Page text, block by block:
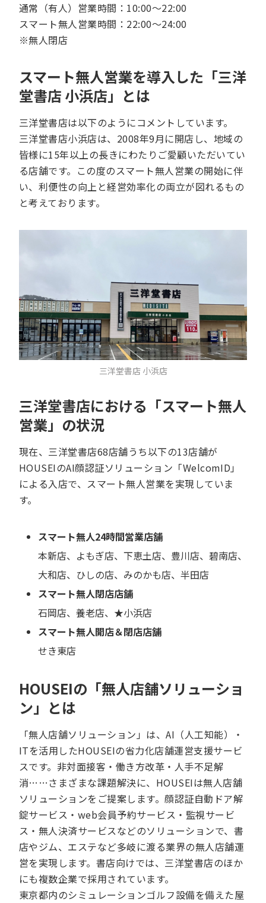
通常（有人）営業時間：10:00～22:00
スマート無人営業時間：22:00～24:00
※無人閉店
スマート無人営業を導入した「三洋
堂書店 小浜店」とは
三洋堂書店は以下のようにコメントしています。
三洋堂書店小浜店は、2008年9月に開店し、地域の
皆様に15年以上の長きにわたりご愛顧いただいてい
る店舗です。この度のスマート無人営業の開始に伴
い、利便性の向上と経営効率化の両立が図れるもの
と考えております。
三洋堂書店 小浜店
三洋堂書店における「スマート無人
営業」の状況
現在、三洋堂書店68店舗うち以下の13店舗が
HOUSEIのAI顔認証ソリューション「WelcomID」
による入店で、スマート無人営業を実現していま
す。
スマート無人24時間営業店舗
本新店、よもぎ店、下恵土店、豊川店、碧南店、
大和店、ひしの店、みのかも店、半田店
スマート無人閉店店舗
石岡店、養老店、★小浜店
スマート無人開店＆閉店店舗
せき東店
HOUSEIの「無人店舗ソリューショ
ン」とは
「無人店舗ソリューション」は、AI（人工知能）・
ITを活用したHOUSEIの省力化店舗運営支援サービ
スです。非対面接客・働き方改革・人手不足解
消……さまざまな課題解決に、HOUSEIは無人店舗
ソリューションをご提案します。顔認証自動ドア解
錠サービス・web会員予約サービス・監視サービ
ス・無人決済サービスなどのソリューションで、書
店やジム、エステなど多岐に渡る業界の無人店舗運
営を実現します。書店向けでは、三洋堂書店のほか
にも複数企業で採用されています。
東京都内のシミュレーションゴルフ設備を備えた屋